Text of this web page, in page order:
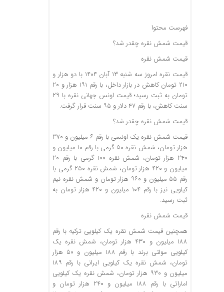
فهرست محتوا
قیمت شمش نقره چقدر شد؟
قیمت شمش نقره
قیمت نقره امروز سه شنبه ۱۳ آبان ۱۴۰۴ با دو هزار و
۲۱۰ تومان کاهش در بازار داخل، با رقم ۱۹۱ هزار و ۲۰
تومان به ثبت رسید؛ قیمت اونس جهانی نقره با ۲۹
سنت کاهش، با رقم ۴۷ دلار و ۹۵ سنت قرار گرفت.
قیمت شمش نقره چقدر شد؟
قیمت شمش نقره یک اونسی با رقم ۶ میلیون و ۳۷۰
هزار تومان، شمش نقره ۵۰ گرمی با رقم ۱۰ میلیون و
۲۴۰ هزار تومان، ‌شمش نقره ۱۰۰ گرمی با رقم ۲۰
میلیون و ۴۲۰ هزار تومان، شمش نقره ۲۵۰ گرمی با
رقم ۵۵ میلیون و ۹۶۰ هزار تومان و شمش نقره نیم
کیلویی نیز با رقم ۱۰۴ میلیون و ۴۲۰ هزار تومان به
ثبت رسید.
قیمت شمش نقره
همچنین قیمت شمش نقره یک کیلویی ترکیه با رقم
۱۸۸ میلیون و ۴۳۰ هزار تومان،‌ شمش نقره یک
کیلویی مولتی برند با رقم ۱۸۸ میلیون و ۵۰ هزار
تومان، شمش نقره یک کیلویی ایرانی با رقم ۱۸۹
میلیون و ۹۳۰ هزار تومان، شمش نقره یک کیلویی
اماراتی با رقم ۱۸۸ میلیون و ۲۴۰ هزار تومان و